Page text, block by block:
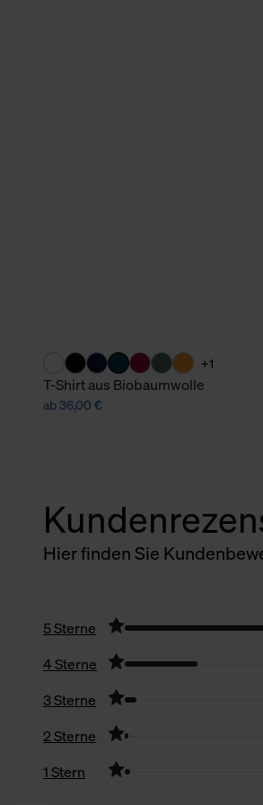
+1
T-Shirt aus Biobaumwolle
ab 36,00 €
Hier finden Sie
5 Sterne
4 Sterne
3 Sterne
2 Sterne
1 Stern